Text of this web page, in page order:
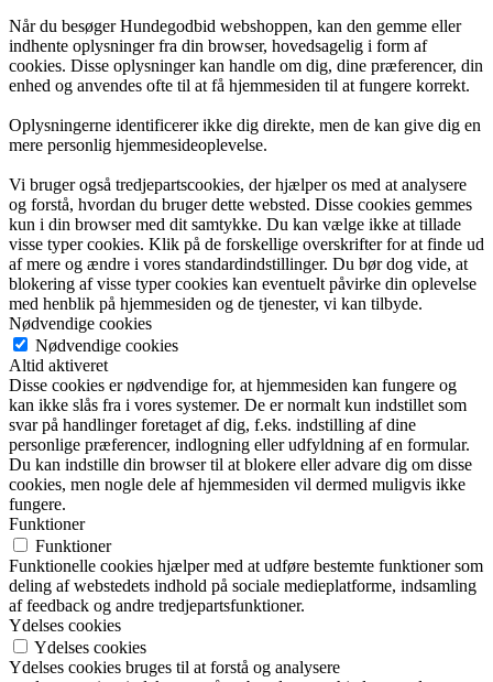
Når du besøger Hundegodbid webshoppen, kan den gemme eller
indhente oplysninger fra din browser, hovedsagelig i form af
cookies. Disse oplysninger kan handle om dig, dine præferencer, din
enhed og anvendes ofte til at få hjemmesiden til at fungere korrekt.
Oplysningerne identificerer ikke dig direkte, men de kan give dig en
mere personlig hjemmesideoplevelse.
Vi bruger også tredjepartscookies, der hjælper os med at analysere
og forstå, hvordan du bruger dette websted. Disse cookies gemmes
kun i din browser med dit samtykke. Du kan vælge ikke at tillade
visse typer cookies. Klik på de forskellige overskrifter for at finde ud
af mere og ændre i vores standardindstillinger. Du bør dog vide, at
blokering af visse typer cookies kan eventuelt påvirke din oplevelse
med henblik på hjemmesiden og de tjenester, vi kan tilbyde.
Nødvendige cookies
Nødvendige cookies
Altid aktiveret
Disse cookies er nødvendige for, at hjemmesiden kan fungere og
kan ikke slås fra i vores systemer. De er normalt kun indstillet som
svar på handlinger foretaget af dig, f.eks. indstilling af dine
personlige præferencer, indlogning eller udfyldning af en formular.
Du kan indstille din browser til at blokere eller advare dig om disse
cookies, men nogle dele af hjemmesiden vil dermed muligvis ikke
fungere.
Funktioner
Funktioner
Funktionelle cookies hjælper med at udføre bestemte funktioner som
deling af webstedets indhold på sociale medieplatforme, indsamling
af feedback og andre tredjepartsfunktioner.
Ydelses cookies
Ydelses cookies
Ydelses cookies bruges til at forstå og analysere